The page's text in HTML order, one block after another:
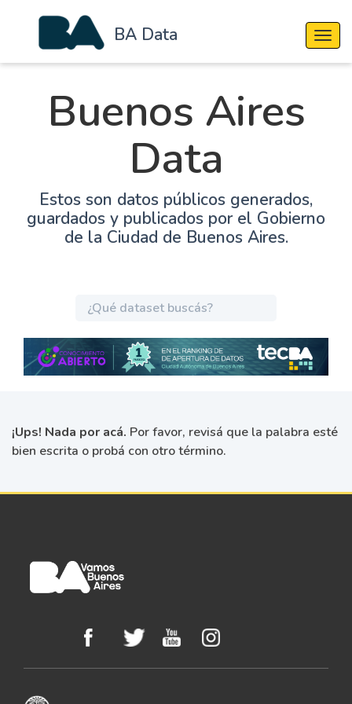
BA Data
Buenos Aires
Data
Estos son datos públicos generados,
guardados y publicados por el Gobierno
de la Ciudad de Buenos Aires.
¡Ups! Nada por acá. Por favor, revisá que la palabra esté
bien escrita o probá con otro término.